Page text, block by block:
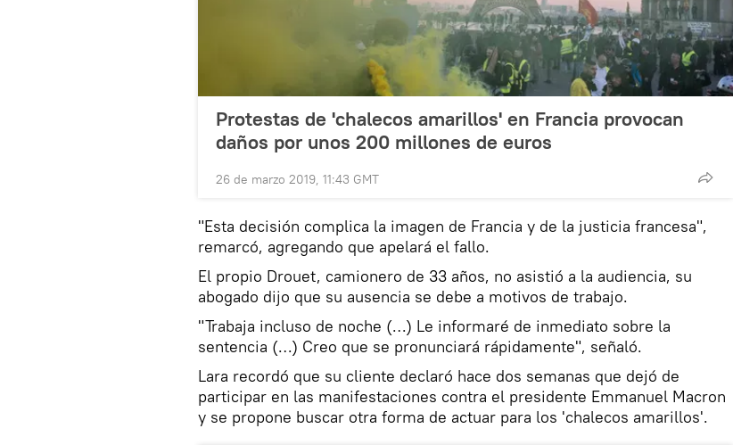
Protestas de 'chalecos amarillos' en Francia provocan
daños por unos 200 millones de euros
26 de marzo 2019, 11:43 GMT
"Esta decisión complica la imagen de Francia y de la justicia francesa",
remarcó, agregando que apelará el fallo.
El propio Drouet, camionero de 33 años, no asistió a la audiencia, su
abogado dijo que su ausencia se debe a motivos de trabajo.
"Trabaja incluso de noche (…) Le informaré de inmediato sobre la
sentencia (…) Creo que se pronunciará rápidamente", señaló.
Lara recordó que su cliente declaró hace dos semanas que dejó de
participar en las manifestaciones contra el presidente Emmanuel Macron
y se propone buscar otra forma de actuar para los 'chalecos amarillos'.